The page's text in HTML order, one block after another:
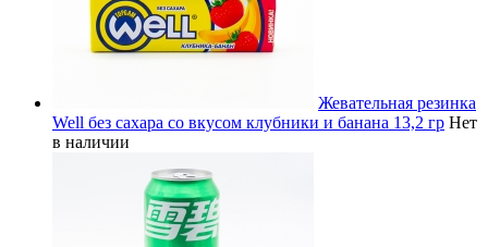
Жевательная резинка
Well без сахара со вкусом клубники и банана 13,2 гр Нет
в наличии